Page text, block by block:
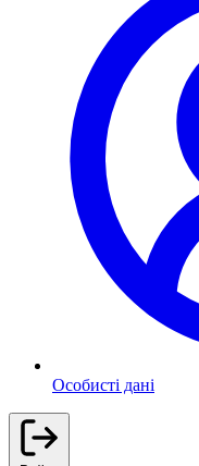
Особисті дані